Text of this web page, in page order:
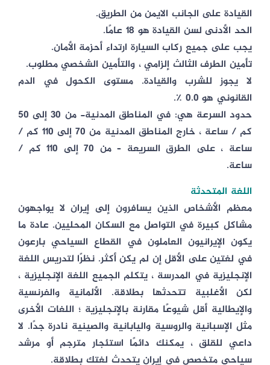
القيادة على الجانب الايمن من الطريق.
الحد الأدنى لسن القيادة هو 18 عامًا.
يجب على جميع ركاب السيارة ارتداء أحزمة الأمان.
تأمين الطرف الثالث إلزامي ، والتأمين الشخصي مطلوب.
لا يجوز للشرب والقيادة. مستوى الكحول في الدم
القانوني هو 0.0 ٪.
حدود السرعة هي: في المناطق المدنية- من 30 إلى 50
كم / ساعة ، خارج المناطق المدنية من 70 إلى 110 كم /
ساعة ، على الطرق السريعة – من 70 إلى 110 كم /
ساعة.
اللغة المتحدثة
معظم الأشخاص الذين يسافرون إلى إيران لا يواجهون
مشاكل كبيرة في التواصل مع السكان المحليين. عادة ما
يكون الإيرانيون العاملون في القطاع السياحي بارعون
في لغتين على الأقل إن لم يكن أكثر. نظرًا لتدريس اللغة
الإنجليزية في المدرسة ، يتكلم الجميع اللغة الإنجليزية ،
لكن الأغلبية تتحدثها بطلاقة. الألمانية والفرنسية
والإيطالية أقل شيوعًا مقارنة بالإنجليزية ؛ اللغات الأخرى
مثل الإسبانية والروسية واليابانية والصينية نادرة جدًا. لا
داعي للقلق ، يمكنك دائمًا استئجار مترجم أو مرشد
سياحي متخصص في إيران يتحدث لغتك بطلاقة.